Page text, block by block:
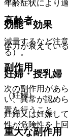
高齢者
減量するなど注
る）。
妊婦・授乳婦
（妊婦）
妊婦又は妊娠し
性が危険性を上
年齢症状により
効能・効果
体力が衰えてい
副作用
次の副作用があ
い、異常が認め
置を行うこと。
重大な副作用